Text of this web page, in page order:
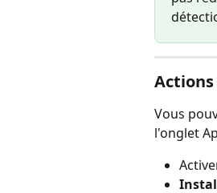
Vous
l'onglet